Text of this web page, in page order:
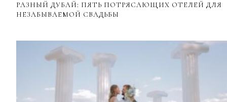
РАЗНЫЙ ДУБАЙ: ПЯТЬ ПОТРЯСАЮЩИХ ОТЕЛЕЙ ДЛЯ
НЕЗАБЫВАЕМОЙ СВАДЬБЫ